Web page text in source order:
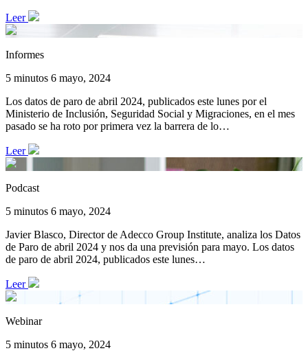
Leer
Informes
5 minutos 6 mayo, 2024
Los datos de paro de abril 2024, publicados este lunes por el
Ministerio de Inclusión, Seguridad Social y Migraciones, en el mes
pasado se ha roto por primera vez la barrera de lo…
Leer
Podcast
5 minutos 6 mayo, 2024
Javier Blasco, Director de Adecco Group Institute, analiza los Datos
de Paro de abril 2024 y nos da una previsión para mayo. Los datos
de paro de abril 2024, publicados este lunes…
Leer
Webinar
5 minutos 6 mayo, 2024